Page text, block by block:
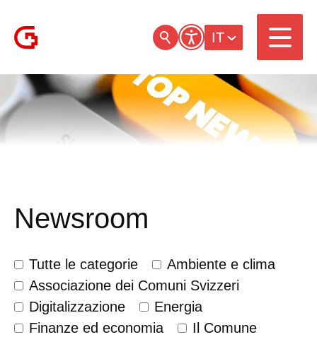
IT
Newsroom
Tutte le categorie
Ambiente e clima
Associazione dei Comuni Svizzeri
Digitalizzazione
Energia
Finanze ed economia
Il Comune